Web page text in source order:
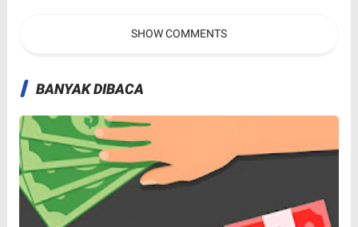
SHOW COMMENTS
BANYAK DIBACA